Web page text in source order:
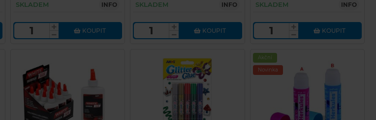
SKLADEM INFO
KOUPIT
SKLADEM INFO
KOUPIT
SKLADEM INFO
KOUPIT
Akční
Novinka